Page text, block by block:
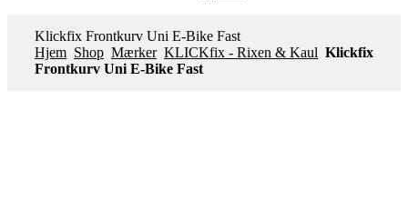
Klickfix Frontkurv Uni E-Bike Fast
Hjem Shop Mærker KLICKfix - Rixen & Kaul Klickfix
Frontkurv Uni E-Bike Fast